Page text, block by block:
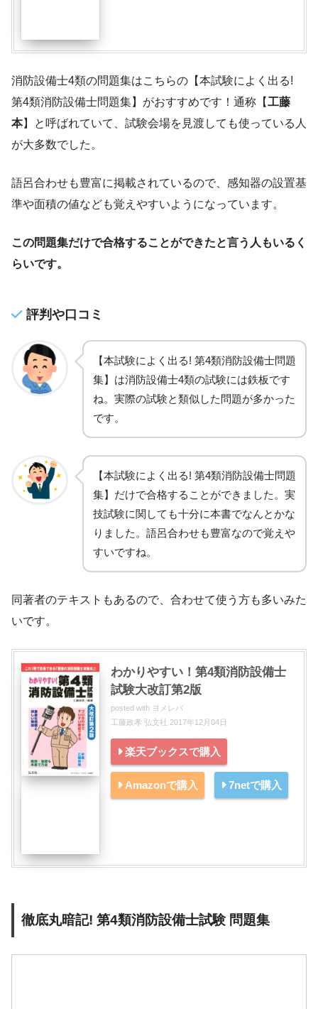
消防設備士4類の問題集はこちらの【本試験によく出る!
第4類消防設備士問題集】がおすすめです！通称【工藤
本】と呼ばれていて、試験会場を見渡しても使っている人
が大多数でした。
語呂合わせも豊富に掲載されているので、感知器の設置基
準や面積の値なども覚えやすいようになっています。
この問題集だけで合格することができたと言う人もいるく
らいです。
評判や口コミ
【本試験によく出る! 第4類消防設備士問題
集】は消防設備士4類の試験には鉄板です
ね。実際の試験と類似した問題が多かった
です。
【本試験によく出る! 第4類消防設備士問題
集】だけで合格することができました。実
技試験に関しても十分に本書でなんとかな
りました。語呂合わせも豊富なので覚えや
すいですね。
同著者のテキストもあるので、合わせて使う方も多いみた
いです。
わかりやすい！第4類消防設備士
試験大改訂第2版
posted with ヨメレバ
工藤政孝 弘文社 2017年12月04日
楽天ブックスで購入
Amazonで購入 7netで購入
徹底丸暗記! 第4類消防設備士試験 問題集